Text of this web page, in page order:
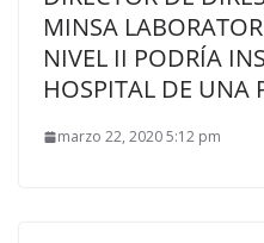
MINSA
NIVEL II PODRÍA
HOSPITAL DE UNA
marzo 22, 2020 5:12 pm